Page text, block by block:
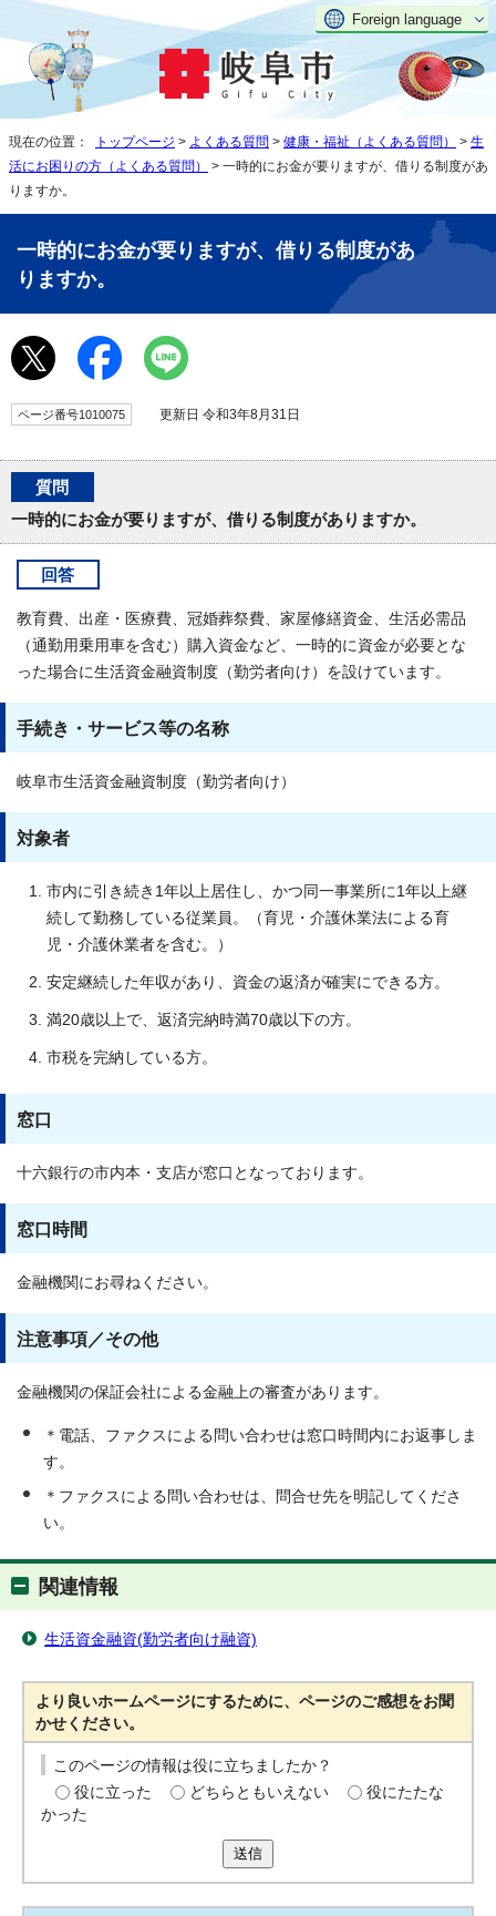
Foreign language
現在の位置： トップページ > よくある質問 > 健康・福祉（よくある質問） > 生
活にお困りの方（よくある質問）
> 一時的にお金が要りますが、借りる制度があ
りますか。
一時的にお金が要りますが、借りる制度があ
りますか。
ページ番号1010075 更新日 令和3年8月31日
質問
一時的にお金が要りますが、借りる制度がありますか。
回答
教育費、出産・医療費、冠婚葬祭費、家屋修繕資金、生活必需品
（通勤用乗用車を含む）購入資金など、一時的に資金が必要とな
った場合に生活資金融資制度（勤労者向け）を設けています。
手続き・サービス等の名称
岐阜市生活資金融資制度（勤労者向け）
対象者
市内に引き続き1年以上居住し、かつ同一事業所に1年以上継
続して勤務している従業員。（育児・介護休業法による育
児・介護休業者を含む。）
安定継続した年収があり、資金の返済が確実にできる方。
満20歳以上で、返済完納時満70歳以下の方。
市税を完納している方。
窓口
十六銀行の市内本・支店が窓口となっております。
窓口時間
金融機関にお尋ねください。
注意事項／その他
金融機関の保証会社による金融上の審査があります。
＊電話、ファクスによる問い合わせは窓口時間内にお返事しま
す。
＊ファクスによる問い合わせは、問合せ先を明記してくださ
い。
関連情報
生活資金融資(勤労者向け融資)
より良いホームページにするために、ページのご感想をお聞
かせください。
このページの情報は役に立ちましたか？
役に立った
どちらともいえない
役にたたな
かった
送信